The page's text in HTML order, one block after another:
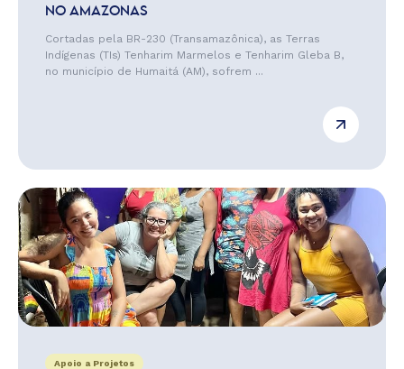
NO AMAZONAS
Cortadas pela BR-230 (Transamazônica), as Terras
Indígenas (TIs) Tenharim Marmelos e Tenharim Gleba B,
no município de Humaitá (AM), sofrem ...
Apoio a Projetos